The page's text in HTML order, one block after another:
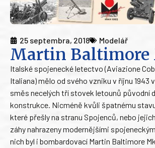
25 septembra, 2018 Modelář
Martin Baltimore
Italské spojenecké letectvo (Aviazione
Italiana) mělo od svého vzniku v říjnu 1943
směs necelých tří stovek letounů původní
konstrukce. Nicméně kvůli špatnému
které přešly na stranu Spojenců, nebo
záhy nahrazeny modernějšími
nich byl i bombardovací Martin Baltimore